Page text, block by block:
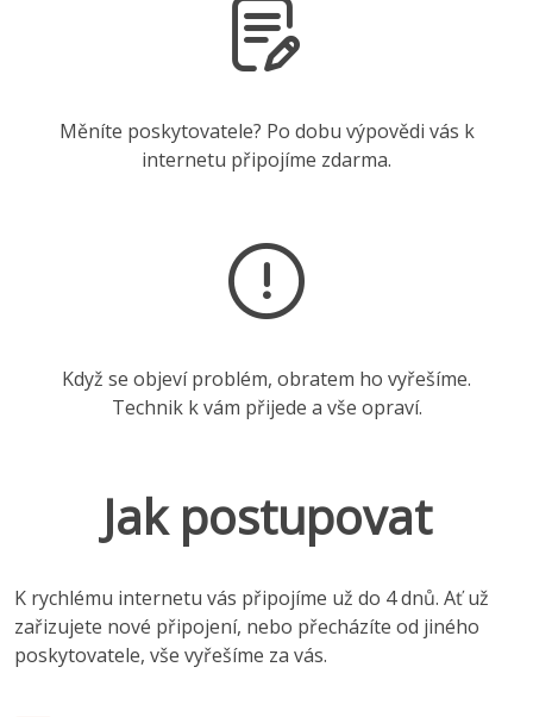
Měníte poskytovatele? Po dobu výpovědi vás k
internetu připojíme zdarma.
Když se objeví problém, obratem ho vyřešíme.
Technik k vám přijede a vše opraví.
Jak postupovat
K rychlému internetu vás připojíme už do 4 dnů. Ať už
zařizujete nové připojení, nebo přecházíte od jiného
poskytovatele, vše vyřešíme za vás.